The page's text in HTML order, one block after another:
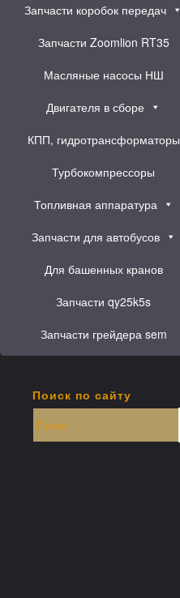
Запчасти коробок передач
Запчасти Zoomlion RT35
Масляные насосы НШ
Двигателя в сборе
КПП, гидротрансформаторы
Турбокомпрессоры
Топливная аппаратура
Запчасти для автобусов
Для башенных кранов
Запчасти qy25k5s
Запчасти грейдера sem
Поиск по сайту